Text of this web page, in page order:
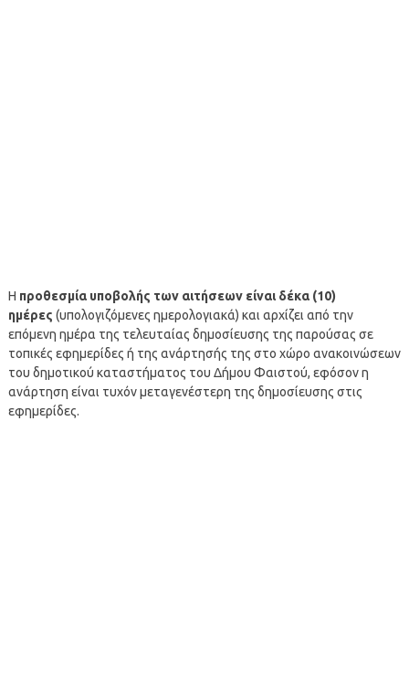
Η προθεσμία υποβολής των αιτήσεων είναι δέκα (10)
ημέρες (υπολογιζόμενες ημερολογιακά) και αρχίζει από την
επόμενη ημέρα της τελευταίας δημοσίευσης της παρούσας σε
τοπικές εφημερίδες ή της ανάρτησής της στο χώρο ανακοινώσεων
του δημοτικού καταστήματος του Δήμου Φαιστού, εφόσον η
ανάρτηση είναι τυχόν μεταγενέστερη της δημοσίευσης στις
εφημερίδες.